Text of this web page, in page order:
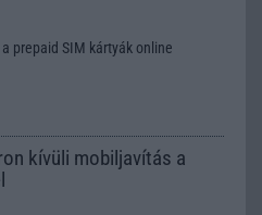
prepaid SIM kártyák online
kívüli mobiljavítás a